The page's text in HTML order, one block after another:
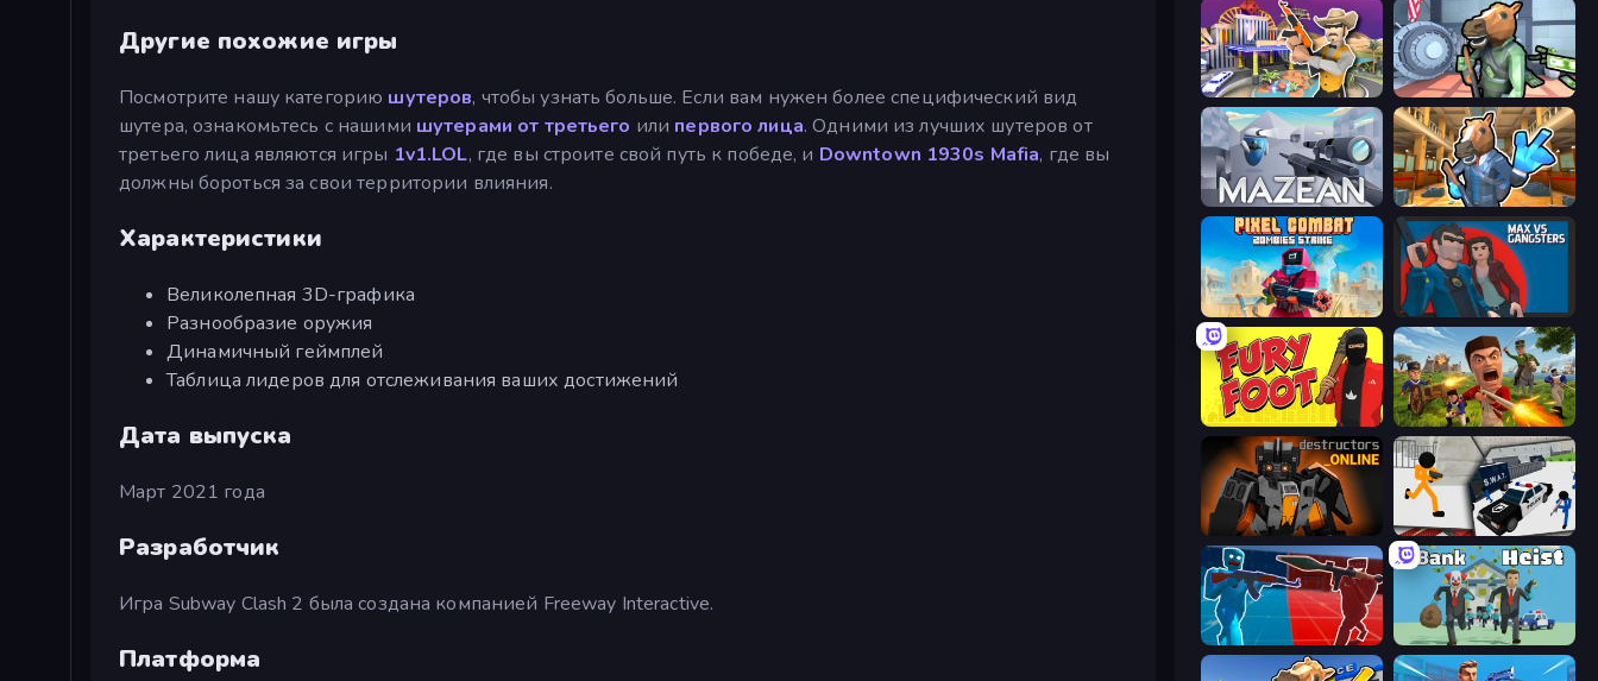
Другие похожие игры
Посмотрите нашу категорию шутеров, чтобы узнать больше. Если вам нужен более специфический вид
шутера, ознакомьтесь с нашими шутерами от третьего или первого лица. Одними из лучших шутеров от
третьего лица являются игры 1v1.LOL, где вы строите свой путь к победе, и Downtown 1930s Mafia, где вы
должны бороться за свои территории влияния.
Характеристики
Великолепная 3D-графика
Разнообразие оружия
Динамичный геймплей
Таблица лидеров для отслеживания ваших достижений
Дата выпуска
Март 2021 года
Разработчик
Игра Subway Clash 2 была создана компанией Freeway Interactive.
Платформа
Casino Robbery Bank Robbery
Mazean Bank Robbery 2
Pixel Combat: Zombies Strike Max vs Gangsters
Fury Foot Redcoats.io
Destructors Online Stickman Prison: Counter Assault
Battle of the Soldiers: Red vs Blue Bank Heist